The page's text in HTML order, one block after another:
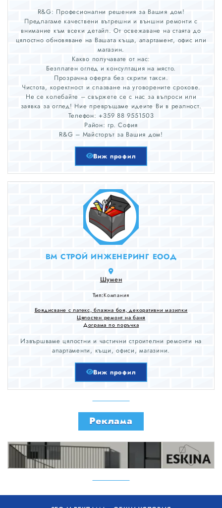
R&G: Професионални решения за Вашия дом!
Предлагаме качествени вътрешни и външни ремонти с
внимание към всеки детайл. От освежаване на стаята до
цялостно обновяване на Вашата къща, апартамент, офис или
магазин.
Какво получавате от нас:
Безплатен оглед и консултация на място.
Прозрачна оферта без скрити такси.
Чистота, коректност и спазване на уговорените срокове.
Не се колебайте – свържете се с нас за въпроси или
заявка за оглед! Ние превръщаме идеите Ви в реалност.
Телефон: +359 88 9551503
Район: гр. София
R&G – Майсторът за Вашия дом!
Виж профил
ВМ СТРОЙ ИНЖЕНЕРИНГ ЕООД
Шумен
Тип:Компания
Боядисване с латекс, блажна боя, декоративни мазилки
Цялостен ремонт на баня
Дограма по поръчка
Извършваме цялостни и частични строителни ремонти на
апартаменти, къщи, офиси, магазини.
Виж профил
Реклама